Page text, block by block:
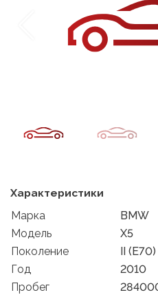
Характеристики
Марка
BMW
Модель
X5
Поколение
II
Год
2010
Пробег